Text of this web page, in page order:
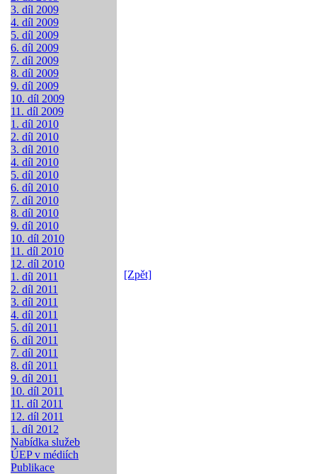
3. díl 2009
4. díl 2009
5. díl 2009
6. díl 2009
7. díl 2009
8. díl 2009
9. díl 2009
10. díl 2009
11. díl 2009
1. díl 2010
2. díl 2010
3. díl 2010
4. díl 2010
5. díl 2010
6. díl 2010
7. díl 2010
8. díl 2010
9. díl 2010
10. díl 2010
11. díl 2010
12. díl 2010
1. díl 2011
2. díl 2011
3. díl 2011
4. díl 2011
5. díl 2011
6. díl 2011
7. díl 2011
8. díl 2011
9. díl 2011
10. díl 2011
11. díl 2011
12. díl 2011
1. díl 2012
Nabídka služeb
ÚEP v médiích
Publikace
[Zpět]